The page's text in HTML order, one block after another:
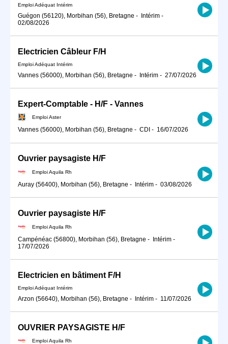
Emploi Adéquat Intérim
Guégon (56120), Morbihan (56), Bretagne - Intérim -
02/08/2026
Electricien Câbleur F/H
Emploi Adéquat Intérim
Vannes (56000), Morbihan (56), Bretagne - Intérim - 27/07/2026
Expert-Comptable - H/F - Vannes
Emploi Aster
Vannes (56000), Morbihan (56), Bretagne - CDI - 16/07/2026
Ouvrier paysagiste H/F
Emploi Aquila Rh
Auray (56400), Morbihan (56), Bretagne - Intérim - 03/08/2026
Ouvrier paysagiste H/F
Emploi Aquila Rh
Campénéac (56800), Morbihan (56), Bretagne - Intérim -
17/07/2026
Electricien en bâtiment F/H
Emploi Adéquat Intérim
Arzon (56640), Morbihan (56), Bretagne - Intérim - 11/07/2026
OUVRIER PAYSAGISTE H/F
Emploi Aquila Rh